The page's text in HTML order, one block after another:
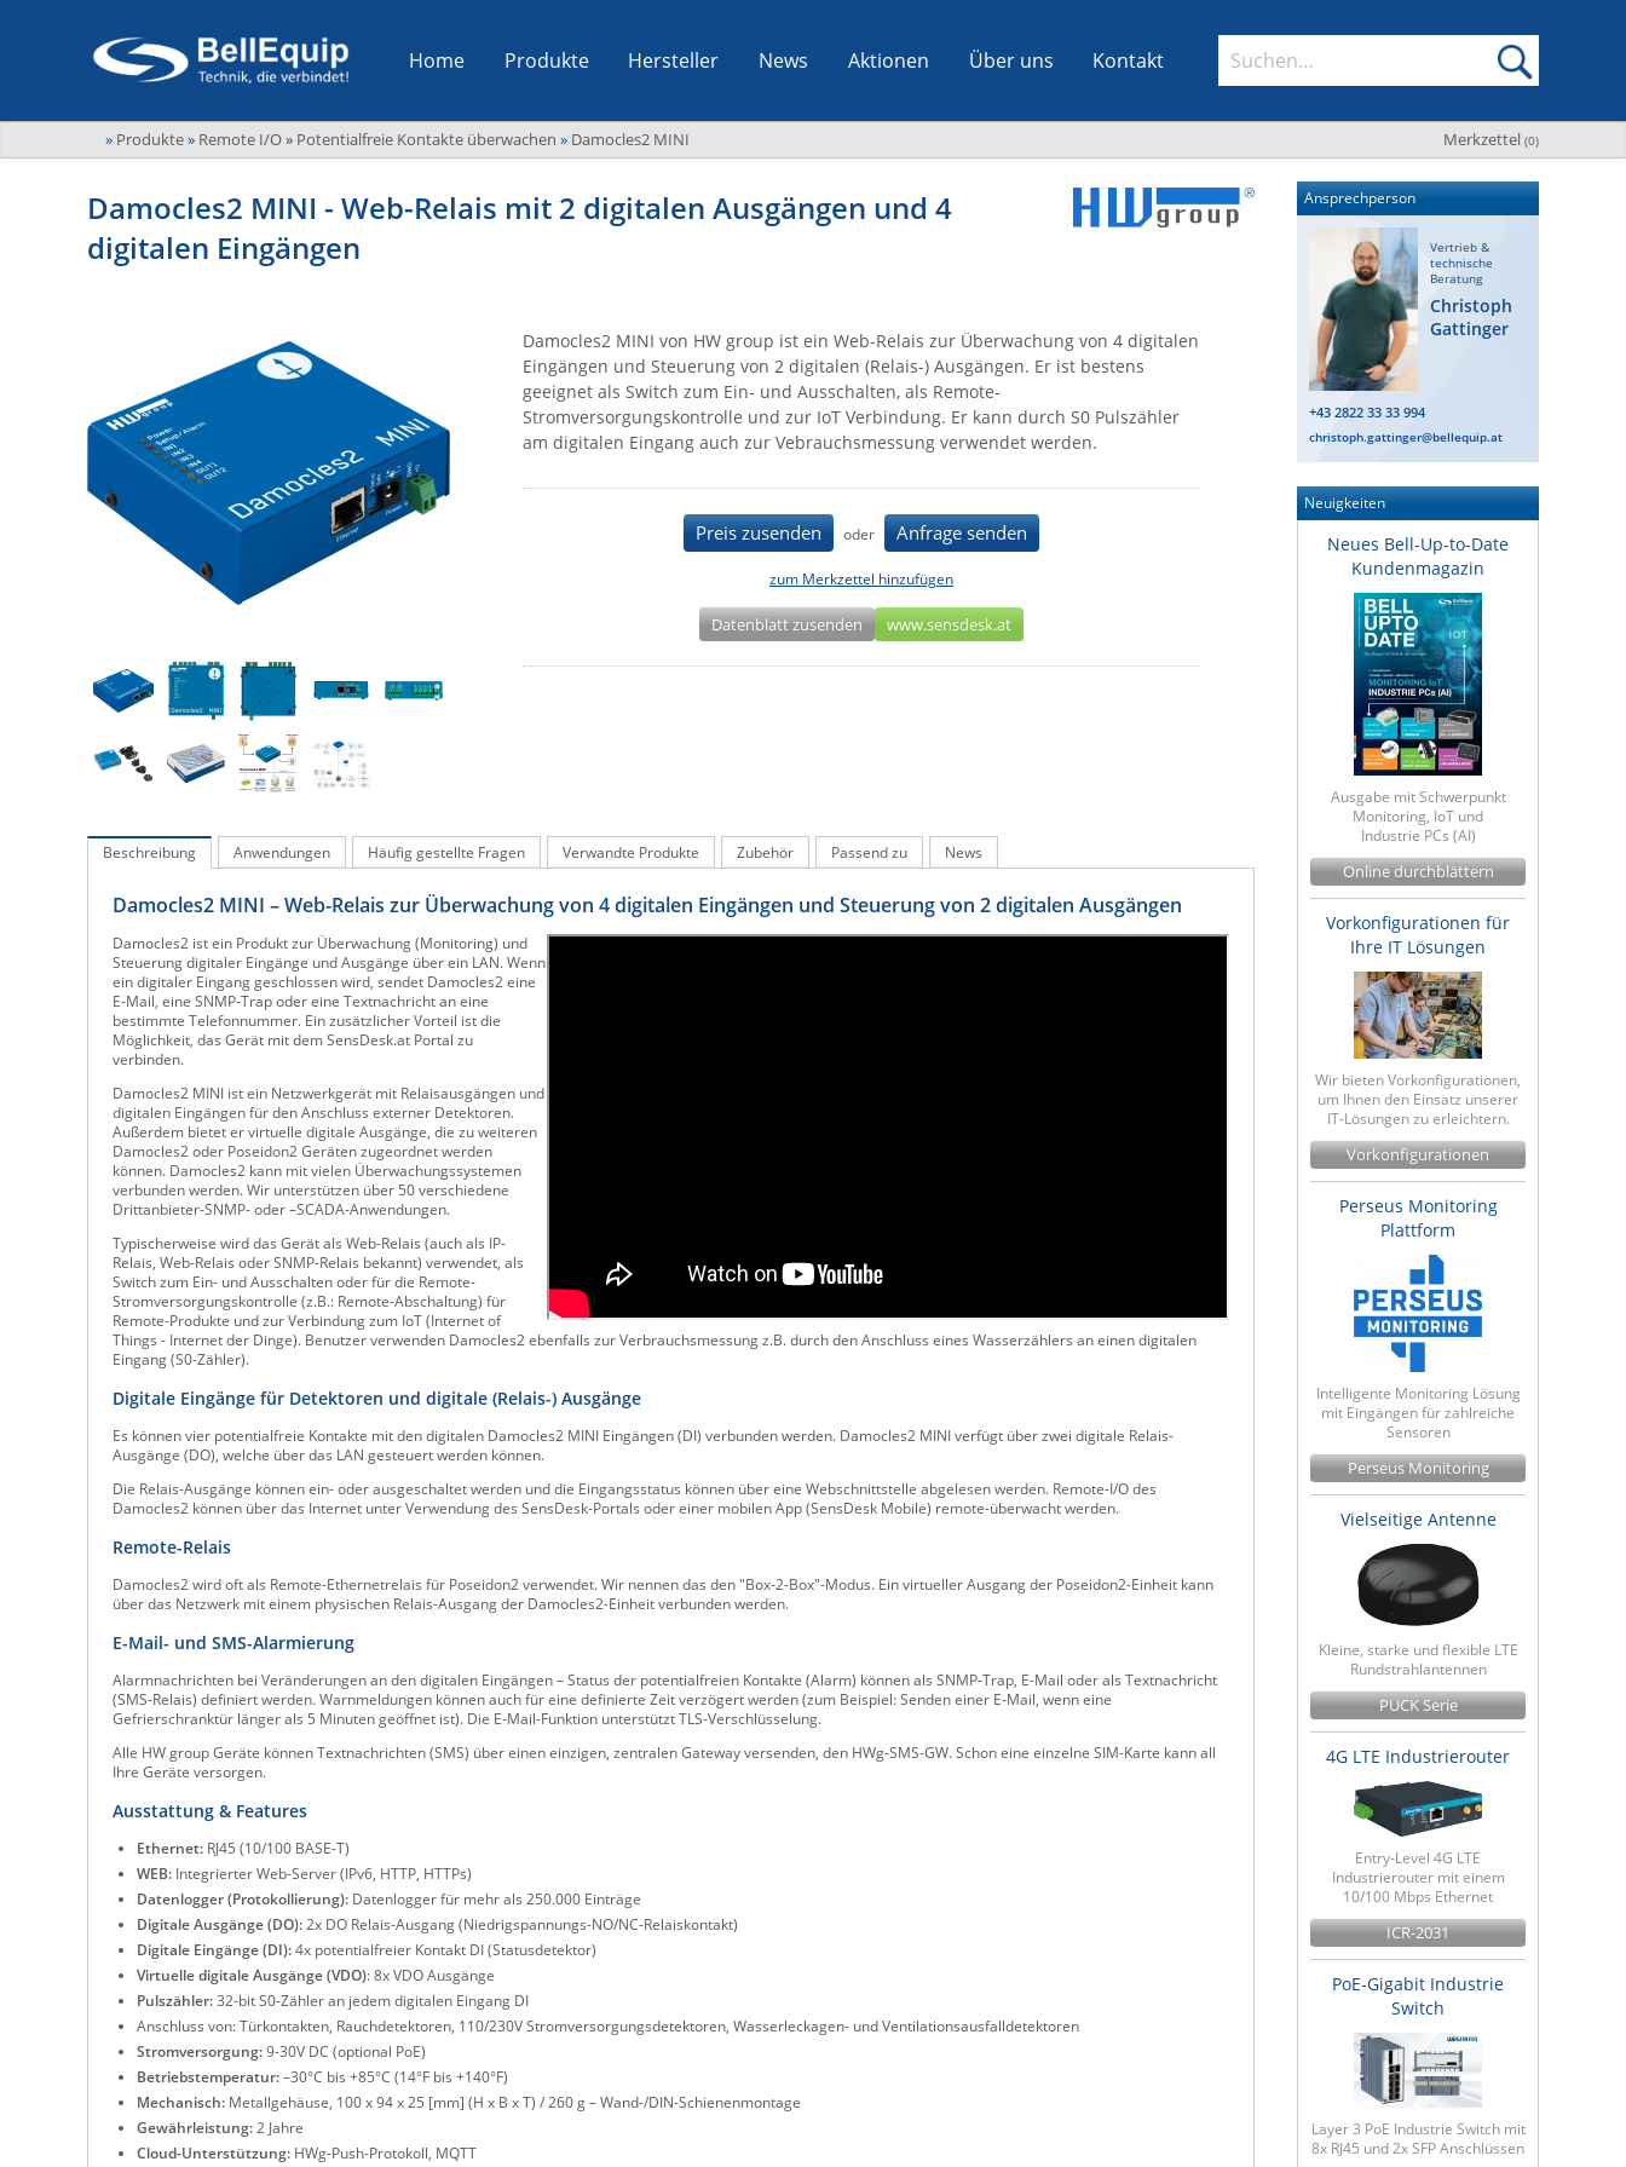
Home Produkte Hersteller News Aktionen Über uns Kontakt
Merkzettel (0)
» Produkte» Remote I/O» Potentialfreie Kontakte überwachen » Damocles2 MINI
Damocles2 MINI - Web-Relais mit 2 digitalen Ausgängen und 4
digitalen Eingängen
Damocles2 MINI von HW group ist ein Web-Relais zur Überwachung von 4 digitalen
Eingängen und Steuerung von 2 digitalen (Relais-) Ausgängen. Er ist bestens
geeignet als Switch zum Ein- und Ausschalten, als Remote-
Stromversorgungskontrolle und zur IoT Verbindung. Er kann durch S0 Pulszähler
am digitalen Eingang auch zur Vebrauchsmessung verwendet werden.
Preis zusenden oder Anfrage senden
zum Merkzettel hinzufügen
Datenblatt zusenden www.sensdesk.at
Beschreibung Anwendungen Häufig gestellte Fragen Verwandte Produkte Zubehör Passend zu News
Damocles2 MINI – Web-Relais zur Überwachung von 4 digitalen Eingängen und Steuerung von 2 digitalen Ausgängen
Damocles2 ist ein Produkt zur Überwachung (Monitoring) und
Steuerung digitaler Eingänge und Ausgänge über ein LAN. Wenn
ein digitaler Eingang geschlossen wird, sendet Damocles2 eine
E-Mail, eine SNMP-Trap oder eine Textnachricht an eine
bestimmte Telefonnummer. Ein zusätzlicher Vorteil ist die
Möglichkeit, das Gerät mit dem SensDesk.at Portal zu
verbinden.
Damocles2 MINI ist ein Netzwerkgerät mit Relaisausgängen und
digitalen Eingängen für den Anschluss externer Detektoren.
Außerdem bietet er virtuelle digitale Ausgänge, die zu weiteren
Damocles2 oder Poseidon2 Geräten zugeordnet werden
können. Damocles2 kann mit vielen Überwachungssystemen
verbunden werden. Wir unterstützen über 50 verschiedene
Drittanbieter-SNMP- oder –SCADA-Anwendungen.
Typischerweise wird das Gerät als Web-Relais (auch als IP-
Relais, Web-Relais oder SNMP-Relais bekannt) verwendet, als
Switch zum Ein- und Ausschalten oder für die Remote-
Stromversorgungskontrolle (z.B.: Remote-Abschaltung) für
Remote-Produkte und zur Verbindung zum IoT (Internet of
Things - Internet der Dinge). Benutzer verwenden Damocles2 ebenfalls zur Verbrauchsmessung z.B. durch den Anschluss eines Wasserzählers an einen digitalen
Eingang (S0-Zähler).
Digitale Eingänge für Detektoren und digitale (Relais-) Ausgänge
Es können vier potentialfreie Kontakte mit den digitalen Damocles2 MINI Eingängen (DI) verbunden werden. Damocles2 MINI verfügt über zwei digitale Relais-
Ausgänge (DO), welche über das LAN gesteuert werden können.
Die Relais-Ausgänge können ein- oder ausgeschaltet werden und die Eingangsstatus können über eine Webschnittstelle abgelesen werden. Remote-I/O des
Damocles2 können über das Internet unter Verwendung des SensDesk-Portals oder einer mobilen App (SensDesk Mobile) remote-überwacht werden.
Remote-Relais
Damocles2 wird oft als Remote-Ethernetrelais für Poseidon2 verwendet. Wir nennen das den "Box-2-Box"-Modus. Ein virtueller Ausgang der Poseidon2-Einheit kann
über das Netzwerk mit einem physischen Relais-Ausgang der Damocles2-Einheit verbunden werden.
E-Mail- und SMS-Alarmierung
Alarmnachrichten bei Veränderungen an den digitalen Eingängen – Status der potentialfreien Kontakte (Alarm) können als SNMP-Trap, E-Mail oder als Textnachricht
(SMS-Relais) definiert werden. Warnmeldungen können auch für eine definierte Zeit verzögert werden (zum Beispiel: Senden einer E-Mail, wenn eine
Gefrierschranktür länger als 5 Minuten geöffnet ist). Die E-Mail-Funktion unterstützt TLS-Verschlüsselung.
Alle HW group Geräte können Textnachrichten (SMS) über einen einzigen, zentralen Gateway versenden, den HWg-SMS-GW. Schon eine einzelne SIM-Karte kann all
Ihre Geräte versorgen.
Ausstattung & Features
Ethernet: RJ45 (10/100 BASE-T)
WEB: Integrierter Web-Server (IPv6, HTTP, HTTPs)
Datenlogger (Protokollierung): Datenlogger für mehr als 250.000 Einträge
Digitale Ausgänge (DO):2x DO Relais-Ausgang (Niedrigspannungs-NO/NC-Relaiskontakt)
Digitale Eingänge (DI):4x potentialfreier Kontakt DI (Statusdetektor)
Virtuelle digitale Ausgänge (VDO): 8x VDO Ausgänge
Pulszähler:32-bit S0-Zähler an jedem digitalen Eingang DI
Anschluss von: Türkontakten, Rauchdetektoren, 110/230V Stromversorgungsdetektoren, Wasserleckagen- und Ventilationsausfalldetektoren
Stromversorgung:9-30V DC (optional PoE)
Betriebstemperatur:–30°C bis +85°C (14°F bis +140°F)
Mechanisch: Metallgehäuse, 100 x 94 x 25 [mm] (H x B x T) / 260 g – Wand-/DIN-Schienenmontage
Gewährleistung:2 Jahre
Cloud-Unterstützung: HWg-Push-Protokoll, MQTT
Ansprechperson
Vertrieb &
technische
Beratung
Christoph
Gattinger
+43 2822 33 33 994
christoph.gattinger@bellequip.at
Neuigkeiten
Neues Bell-Up-to-Date
Kundenmagazin
Ausgabe mit Schwerpunkt
Monitoring, IoT und
Industrie PCs (AI)
Online durchblättern
Vorkonfigurationen für
Ihre IT Lösungen
Wir bieten Vorkonfigurationen,
um Ihnen den Einsatz unserer
IT-Lösungen zu erleichtern.
Vorkonfigurationen
Perseus Monitoring
Plattform
Intelligente Monitoring Lösung
mit Eingängen für zahlreiche
Sensoren
Perseus Monitoring
Vielseitige Antenne
Kleine, starke und flexible LTE
Rundstrahlantennen
PUCK Serie
4G LTE Industrierouter
Entry-Level 4G LTE
Industrierouter mit einem
10/100 Mbps Ethernet
ICR-2031
PoE-Gigabit Industrie
Switch
Layer 3 PoE Industrie Switch mit
8x RJ45 und 2x SFP Anschlüssen